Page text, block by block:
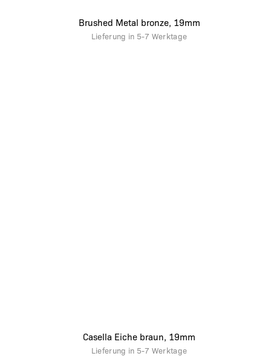
Brushed Metal bronze, 19mm
Lieferung in 5-7 Werktage
Casella Eiche braun, 19mm
Lieferung in 5-7 Werktage